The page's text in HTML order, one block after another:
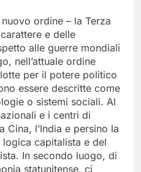
ordine – la Terza
e delle
alle guerre mondiali
nell’attuale ordine
per il potere politico
essere descritte come
o sistemi sociali. Al
e i centri di
Cina, l’India e persino la
logica capitalista e del
In secondo luogo, di
statunitense, ci